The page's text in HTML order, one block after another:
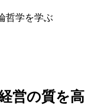
哲学を学ぶ
営の質を高